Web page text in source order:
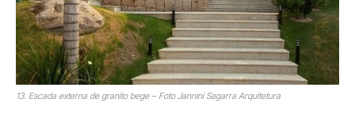
13. Escada externa de granito bege – Foto Jannini Sagarra Arquitetura